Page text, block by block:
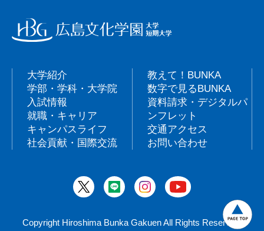
大学紹介
学部・学科・大学院
入試情報
就職・キャリア
キャンパスライフ
社会貢献・国際交流
教えて！BUNKA
数字で見るBUNKA
資料請求・デジタルパ
ンフレット
交通アクセス
お問い合わせ
Copyright Hiroshima Bunka Gakuen All Rights Reserved.